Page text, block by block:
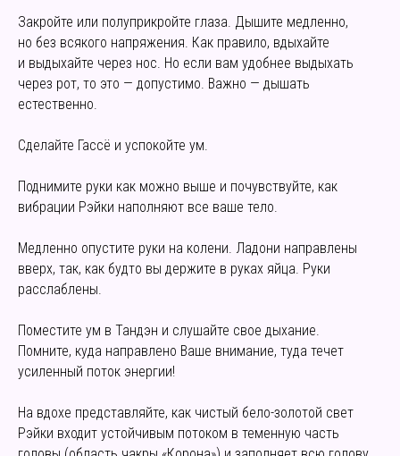
Закройте или полуприкройте глаза. Дышите медленно,
но без всякого напряжения. Как правило, вдыхайте
и выдыхайте через нос. Но если вам удобнее выдыхать
через рот, то это — допустимо. Важно — дышать
естественно.
Сделайте Гассё и успокойте ум.
Поднимите руки как можно выше и почувствуйте, как
вибрации Рэйки наполняют все ваше тело.
Медленно опустите руки на колени. Ладони направлены
вверх, так, как будто вы держите в руках яйца. Руки
расслаблены.
Поместите ум в Тандэн и слушайте свое дыхание.
Помните, куда направлено Ваше внимание, туда течет
усиленный поток энергии!
На вдохе представляйте, как чистый бело-золотой свет
Рэйки входит устойчивым потоком в теменную часть